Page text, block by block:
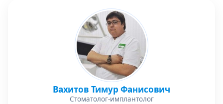
Вахитов Тимур Фанисович
Стоматолог-имплантолог